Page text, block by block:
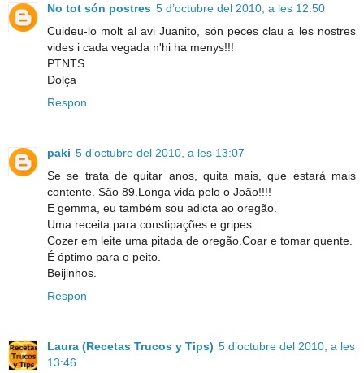
No tot són postres 5 d’octubre del 2010, a les 12:50
Cuideu-lo molt al avi Juanito, són peces clau a les nostres
vides i cada vegada n'hi ha menys!!!
PTNTS
Dolça
Respon
paki 5 d’octubre del 2010, a les 13:07
Se se trata de quitar anos, quita mais, que estará mais
contente. São 89.Longa vida pelo o João!!!!
E gemma, eu também sou adicta ao oregão.
Uma receita para constipações e gripes:
Cozer em leite uma pitada de oregão.Coar e tomar quente.
É óptimo para o peito.
Beijinhos.
Respon
Laura (Recetas Trucos y Tips) 5 d’octubre del 2010, a les
13:46